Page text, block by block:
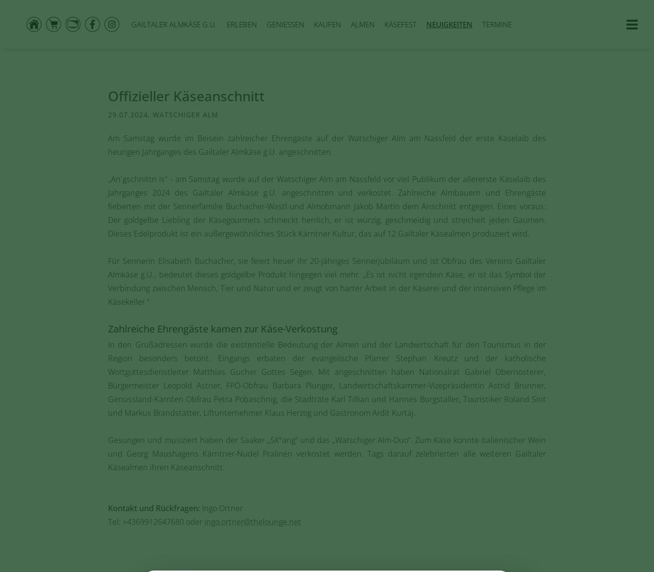
GAILTALER ALMKÄSE G.U. ERLEBEN GENIESSEN KAUFEN ALMEN KÄSEFEST NEUIGKEITEN TERMINE
Offizieller Käseanschnitt
29.07.2024, WATSCHIGER ALM
Am Samstag wurde im Beisein zahlreicher Ehrengäste auf der Watschiger Alm am Nassfeld der erste Käselaib des
heurigen Jahrganges des Gailtaler Almkäse g.U. angeschnitten.
„An´gschnittn is“ - am Samstag wurde auf der Watschiger Alm am Nassfeld vor viel Publikum der allererste Käselaib des
Jahrganges 2024 des Gailtaler Almkäse g.U. angeschnitten und verkostet. Zahlreiche Almbauern und Ehrengäste
fieberten mit der Sennerfamilie Buchacher-Wastl und Almobmann Jakob Martin dem Anschnitt entgegen. Eines voraus:
Der goldgelbe Liebling der Käsegourmets schmeckt herrlich, er ist würzig, geschmeidig und streichelt jeden Gaumen.
Dieses Edelprodukt ist ein außergewöhnliches Stück Kärntner Kultur, das auf 12 Gailtaler Käsealmen produziert wird.
Für Sennerin Elisabeth Buchacher, sie feiert heuer ihr 20-jähriges Sennerjubiläum und ist Obfrau des Vereins Gailtaler
Almkäse g.U., bedeutet dieses goldgelbe Produkt hingegen viel mehr. „Es ist nicht irgendein Käse, er ist das Symbol der
Verbindung zwischen Mensch, Tier und Natur und er zeugt von harter Arbeit in der Käserei und der intensiven Pflege im
Käsekeller.“
Zahlreiche Ehrengäste kamen zur Käse-Verkostung
In den Grußadressen wurde die existentielle Bedeutung der Almen und der Landwirtschaft für den Tourismus in der
Region besonders betont. Eingangs erbaten der evangelische Pfarrer Stephan Kreutz und der katholische
Wortgottesdienstleiter Matthias Gucher Gottes Segen. Mit angeschnitten haben Nationalrat Gabriel Obernosterer,
Bürgermeister Leopold Astner, FPÖ-Obfrau Barbara Plunger, Landwirtschaftskammer-Vizepräsidentin Astrid Brunner,
Genussland-Kärnten Obfrau Petra Pobaschnig, die Stadträte Karl Tillian und Hannes Burgstaller, Touristiker Roland Sint
und Markus Brandstätter, Liftunternehmer Klaus Herzog und Gastronom Ardit Kurtaj.
Gesungen und musiziert haben der Saaker „5X°ang“ und das „Watschiger Alm-Duo“. Zum Käse konnte italienischer Wein
und Georg Maushagens Kärntner-Nudel Pralinen verkostet werden. Tags darauf zelebrierten alle weiteren Gailtaler
Käsealmen ihren Käseanschnitt.
Kontakt und Rückfragen: Ingo Ortner
Tel: +4369912647680 oder ingo.ortner@thelounge.net